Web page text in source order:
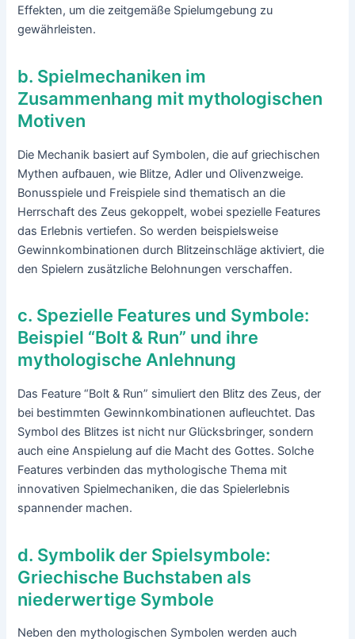
Effekten, um die zeitgemäße Spielumgebung zu
gewährleisten.
b. Spielmechaniken im
Zusammenhang mit mythologischen
Motiven
Die Mechanik basiert auf Symbolen, die auf griechischen
Mythen aufbauen, wie Blitze, Adler und Olivenzweige.
Bonusspiele und Freispiele sind thematisch an die
Herrschaft des Zeus gekoppelt, wobei spezielle Features
das Erlebnis vertiefen. So werden beispielsweise
Gewinnkombinationen durch Blitzeinschläge aktiviert, die
den Spielern zusätzliche Belohnungen verschaffen.
c. Spezielle Features und Symbole:
Beispiel “Bolt & Run” und ihre
mythologische Anlehnung
Das Feature “Bolt & Run” simuliert den Blitz des Zeus, der
bei bestimmten Gewinnkombinationen aufleuchtet. Das
Symbol des Blitzes ist nicht nur Glücksbringer, sondern
auch eine Anspielung auf die Macht des Gottes. Solche
Features verbinden das mythologische Thema mit
innovativen Spielmechaniken, die das Spielerlebnis
spannender machen.
d. Symbolik der Spielsymbole:
Griechische Buchstaben als
niederwertige Symbole
Neben den mythologischen Symbolen werden auch